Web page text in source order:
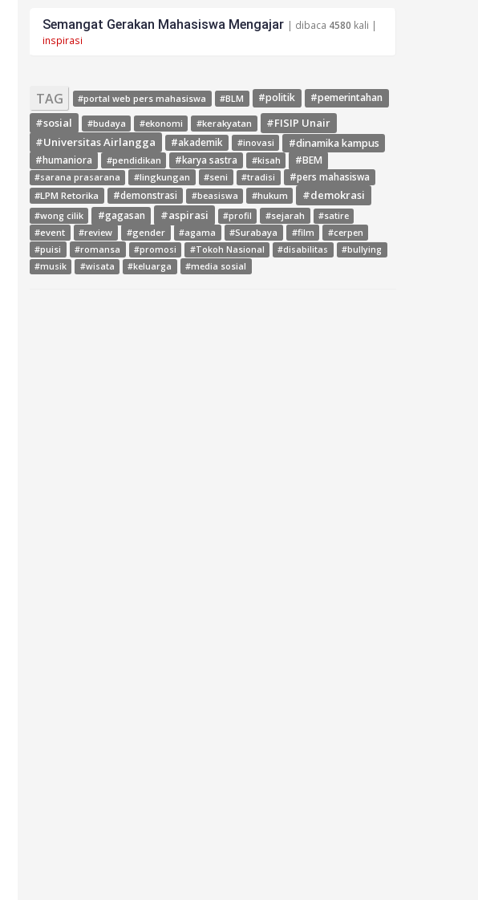
Semangat Gerakan Mahasiswa Mengajar | dibaca 4580 kali |
inspirasi
TAG #portal web pers mahasiswa #BLM #politik #pemerintahan
#sosial #budaya #ekonomi #kerakyatan
#FISIP Unair
#Universitas Airlangga
#akademik #inovasi #dinamika kampus
#humaniora #pendidikan #karya sastra #kisah #BEM
#sarana prasarana #lingkungan #seni #tradisi
#pers mahasiswa
#LPM Retorika
#demonstrasi #beasiswa #hukum #demokrasi
#wong cilik #gagasan #aspirasi #profil #sejarah #satire
#event #review #gender #agama #Surabaya #film
#cerpen
#puisi
#romansa #promosi #Tokoh Nasional #disabilitas
#bullying
#musik
#wisata #keluarga #media sosial